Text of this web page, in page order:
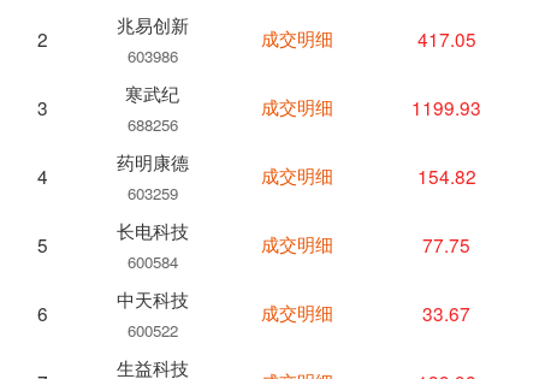
2
兆易创新
603986
3
寒武纪
688256
4
药明康德
603259
5
长电科技
600584
6
中天科技
600522
生益科技
成交明细 417.05
成交明细 1199.93
成交明细 154.82
成交明细 77.75
成交明细 33.67